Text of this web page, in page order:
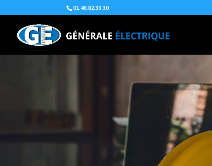
01.46.82.33.30